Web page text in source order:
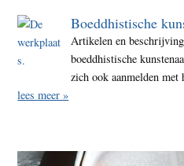
Boeddhistische
Artikelen en
boeddhistische
zich ook aanmelden met
lees meer »